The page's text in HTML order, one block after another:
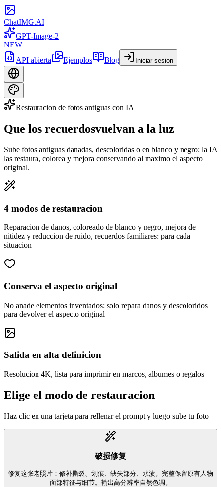
ChatIMG.AI
GPT-Image-2
NEW
API abierta
Ejemplos Blog Iniciar sesion
Restauracion de fotos antiguas con IA
Que los recuerdosvuelvan a la luz
Sube fotos antiguas danadas, descoloridas o en blanco y negro: la IA
las restaura, colorea y mejora conservando al maximo el aspecto
original.
4 modos de restauracion
Reparacion de danos, coloreado de blanco y negro, mejora de
nitidez y reduccion de ruido, recuerdos familiares: para cada
situacion
Conserva el aspecto original
No anade elementos inventados: solo repara danos y descoloridos
para devolver el aspecto original
Salida en alta definicion
Resolucion 4K, lista para imprimir en marcos, albumes o regalos
Elige el modo de restauracion
Haz clic en una tarjeta para rellenar el prompt y luego sube tu foto
破损修复
修复这张老照片：修补撕裂、划痕、缺失部分、水渍。完整保留原有人物
面部特征与细节。输出高分辨率自然色调。